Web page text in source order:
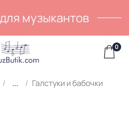
музыкантов
0
... Галстуки и бабочки